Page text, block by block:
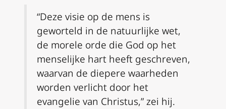
“Deze visie op de mens is
geworteld in de natuurlijke wet,
de morele orde die God op het
menselijke hart heeft geschreven,
waarvan de diepere waarheden
worden verlicht door het
evangelie van Christus,” zei hij.